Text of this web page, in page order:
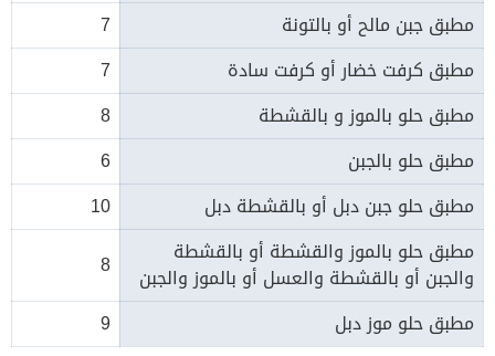
مطبق جبن مالح أو بالتونة
7
مطبق كرفت خضار أو كرفت سادة
7
مطبق حلو بالموز و بالقشطة
8
مطبق حلو بالجبن
6
مطبق حلو جبن دبل أو بالقشطة دبل
10
مطبق حلو بالموز والقشطة أو بالقشطة
والجبن أو بالقشطة والعسل أو بالموز والجبن
8
مطبق حلو موز دبل
9